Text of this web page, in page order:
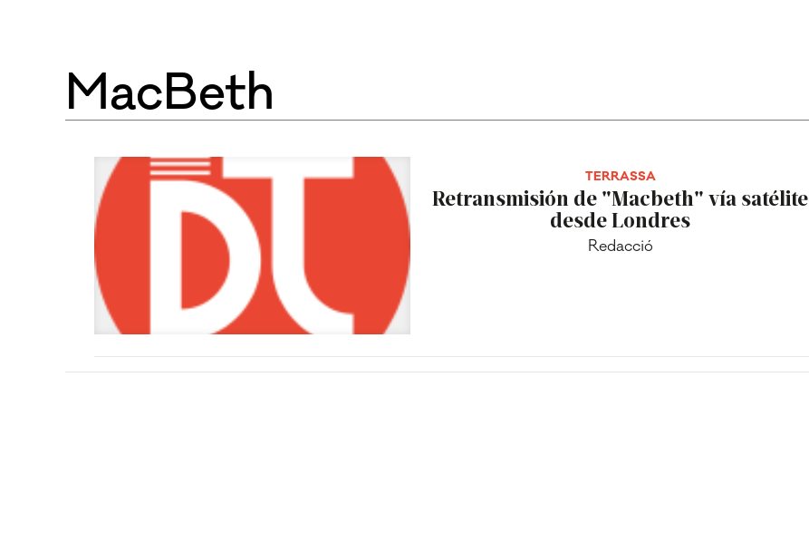
MacBeth
TERRASSA
Retransmisión de "Macbeth" vía satélite
desde Londres
Redacció